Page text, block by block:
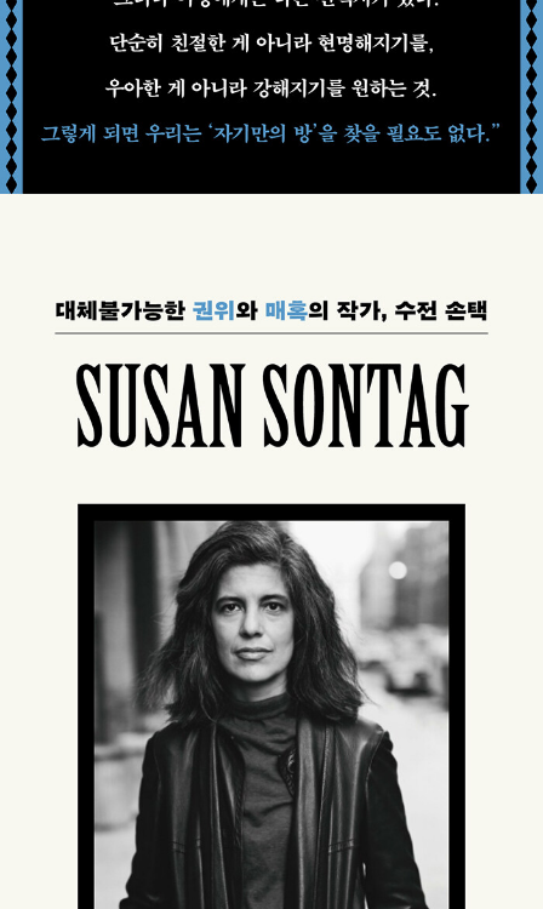
2003년 미국의 이라크 침공을 공개적으로 비판하는 등 행동하는 지
식인으로서의 목소리를 끝까지 놓지 않았다. 네 편의 소설과 한 권의
단편집, 아홉 권의 에세이집을 남겼으며, 여러 편의 연극을 연출했고
네 편의 영화를 감독했다. 그의 책은 32개 언어로 번역되었다. 2001
년 전작에 대한 공로로 예루살렘상을 수상했고, 2003년에는 아스투
리아스 왕세자 문학상과 독일출판협회 평화상을 받았다. 2004년 12